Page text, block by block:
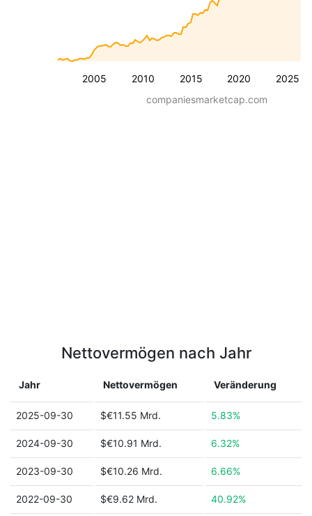
2005 2010 2015 2020 2025
companiesmarketcap.com
Nettovermögen nach Jahr
Jahr Nettovermögen Veränderung
2025-09-30 $€11.55 Mrd. 5.83%
2024-09-30 $€10.91 Mrd. 6.32%
2023-09-30 $€10.26 Mrd. 6.66%
2022-09-30 $€9.62 Mrd. 40.92%